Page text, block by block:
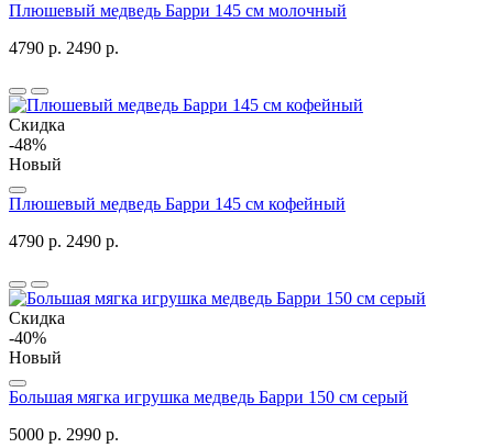
Плюшевый медведь Барри 145 см молочный
4790 р. 2490 р.
Скидка
-48%
Новый
Плюшевый медведь Барри 145 см кофейный
4790 р. 2490 р.
Скидка
-40%
Новый
Большая мягка игрушка медведь Барри 150 см серый
5000 р. 2990 р.